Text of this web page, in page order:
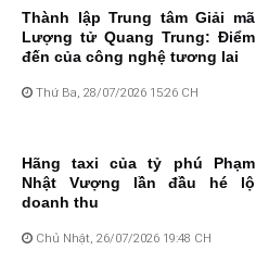
Thành lập Trung tâm Giải mã
Lượng tử Quang Trung: Điểm
đến của công nghệ tương lai
Thứ Ba, 28/07/2026 15:26 CH
Hãng taxi của tỷ phú Phạm
Nhật Vượng lần đầu hé lộ
doanh thu
Chủ Nhật, 26/07/2026 19:48 CH